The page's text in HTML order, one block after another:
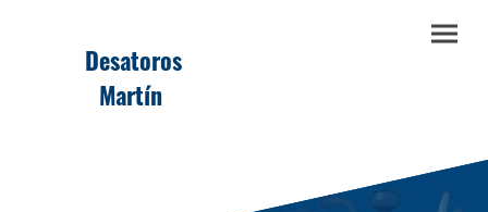
Desatoros
Martín